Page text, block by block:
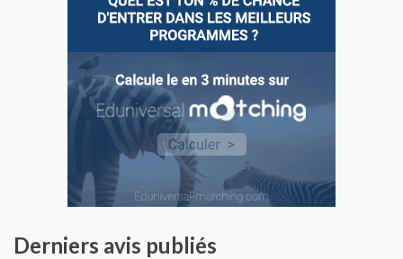
Derniers avis publiés